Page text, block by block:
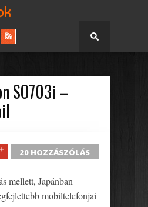
SO703i –
20 HOZZÁSZÓLÁS
mellett, Japánban
mobiltelefonjai